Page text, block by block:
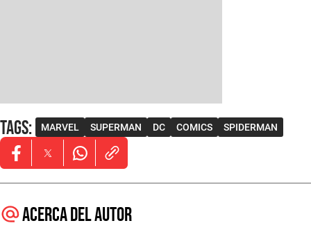
Tags: MARVEL SUPERMAN DC COMICS SPIDERMAN
Opens in new window
Opens in new window
Opens in new window
Acerca del autor